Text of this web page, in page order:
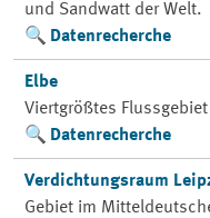
und Sandwatt der Welt.
Datenrecherche
Elbe
Viertgrößtes
Datenrecherche
Verdichtungsraum
Gebiet im